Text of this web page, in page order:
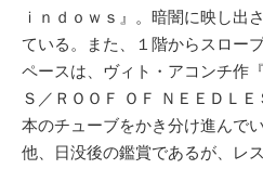
ｉｎｄｏｗｓ』。暗闇に映し出
ている。また、１階からスロー
ペースは、ヴィト・アコンチ作
Ｓ／ＲＯＯＦ ＯＦ ＮＥＥＤＬ
本のチューブをかき分け進んで
他、日没後の鑑賞であるが、レ